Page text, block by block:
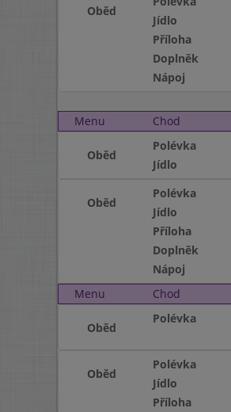
Oběd
Jídlo
Příloha
Doplněk
Nápoj
Menu
Chod
Oběd
Polévka
Jídlo
Oběd
Polévka
Jídlo
Příloha
Doplněk
Nápoj
Menu
Chod
Oběd
Polévka
Oběd
Polévka
Jídlo
Příloha